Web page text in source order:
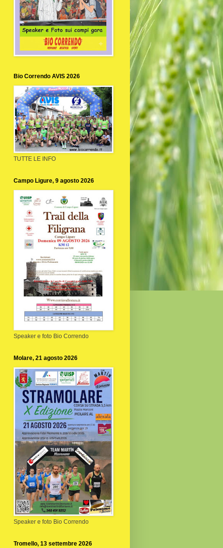
Bio Correndo AVIS 2026
TUTTE LE INFO
Campo Ligure, 9 agosto 2026
Speaker e foto Bio Correndo
Molare, 21 agosto 2026
Speaker e foto Bio Correndo
Tromello, 13 settembre 2026